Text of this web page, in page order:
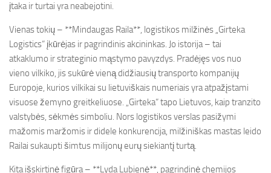
įtaka ir turtai yra neabejotini.
Vienas tokių – **Mindaugas Raila**, logistikos milžinės „Girteka
Logistics“ įkūrėjas ir pagrindinis akcininkas. Jo istorija – tai
atkaklumo ir strateginio mąstymo pavyzdys. Pradėjęs vos nuo
vieno vilkiko, jis sukūrė vieną didžiausių transporto kompanijų
Europoje, kurios vilkikai su lietuviškais numeriais yra atpažįstami
visuose žemyno greitkeliuose. „Girteka“ tapo Lietuvos, kaip tranzito
valstybės, sėkmės simboliu. Nors logistikos verslas pasižymi
mažomis maržomis ir didele konkurencija, milžiniškas mastas leido
Railai sukaupti šimtus milijonų eurų siekiantį turtą.
Kita išskirtinė figūra – **Lyda Lubienė**, pagrindinė chemijos